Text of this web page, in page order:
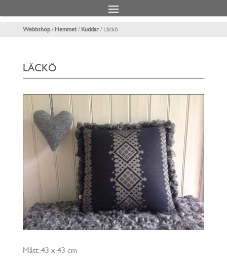
Webbshop/ Hemmet/ Kuddar/ Läckö
LÄCKÖ
Mått: 43 x 43 cm